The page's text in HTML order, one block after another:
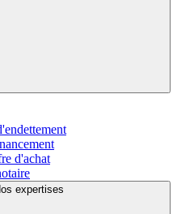
d'achat
expertises